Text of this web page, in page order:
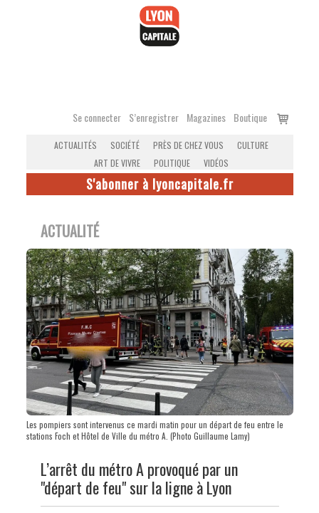
Se connecter S’enregistrer Magazines Boutique
Voir
ACTUALITÉS SOCIÉTÉ PRÈS DE CHEZ VOUS
CULTURE
ART DE VIVRE
POLITIQUE VIDÉOS
S'abonner à lyoncapitale.fr
ACTUALITÉ
Les pompiers sont intervenus ce mardi matin pour un départ de feu entre le
stations Foch et Hôtel de Ville du métro A. (Photo Guillaume Lamy)
L’arrêt du métro A provoqué par un
"départ de feu" sur la ligne à Lyon